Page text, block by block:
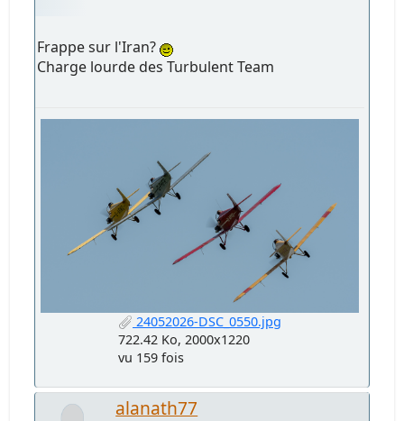
Frappe sur l'Iran?
Charge lourde des Turbulent Team
24052026-DSC_0550.jpg
722.42 Ko, 2000x1220
vu 159 fois
alanath77